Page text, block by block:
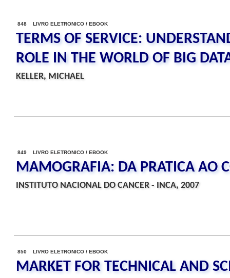
848 LIVRO ELETRONICO / EBOOK
TERMS OF SERVICE:
ROLE IN THE WORLD OF BIG
KELLER, MICHAEL
849 LIVRO ELETRONICO / EBOOK
MAMOGRAFIA: DA PRATICA AO
INSTITUTO NACIONAL DO CANCER - INCA, 2007
850 LIVRO ELETRONICO / EBOOK
MARKET FOR TECHNICAL AND